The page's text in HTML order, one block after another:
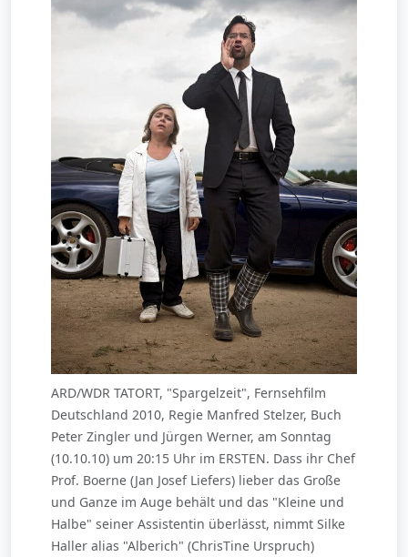
ARD/WDR TATORT, "Spargelzeit", Fernsehfilm
Deutschland 2010, Regie Manfred Stelzer, Buch
Peter Zingler und Jürgen Werner, am Sonntag
(10.10.10) um 20:15 Uhr im ERSTEN. Dass ihr Chef
Prof. Boerne (Jan Josef Liefers) lieber das Große
und Ganze im Auge behält und das "Kleine und
Halbe" seiner Assistentin überlässt, nimmt Silke
Haller alias "Alberich" (ChrisTine Urspruch)